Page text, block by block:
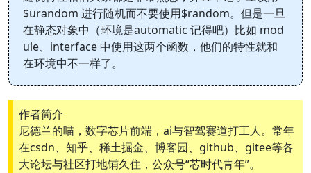
$urandom 进行随机而不要使用$random。但是一旦
在静态对象中（环境是automatic 记得吧）比如 mod
ule、interface 中使用这两个函数，他们的特性就和
在环境中不一样了。
作者简介
尼德兰的喵，数字芯片前端，ai与智驾赛道打工人。常年
在csdn、知乎、稀土掘金、博客园、github、gitee等各
大论坛与社区打地铺久住，公众号“芯时代青年”。